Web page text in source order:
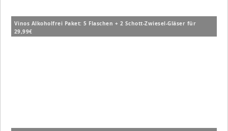
Vinos Alkoholfrei Paket: 5 Flaschen + 2 Schott-Zwiesel-Gläser für
29,99€